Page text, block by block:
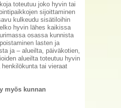
toteutuu joko hyvin tai
sijoittaminen
kulkeudu sisätiloihin
hyvin lähes kaikissa
osassa kunnista
lasten ja
ja – alueilta, päiväkotien,
alueilta toteutuu hyvin
tai vieraat
myös kunnan